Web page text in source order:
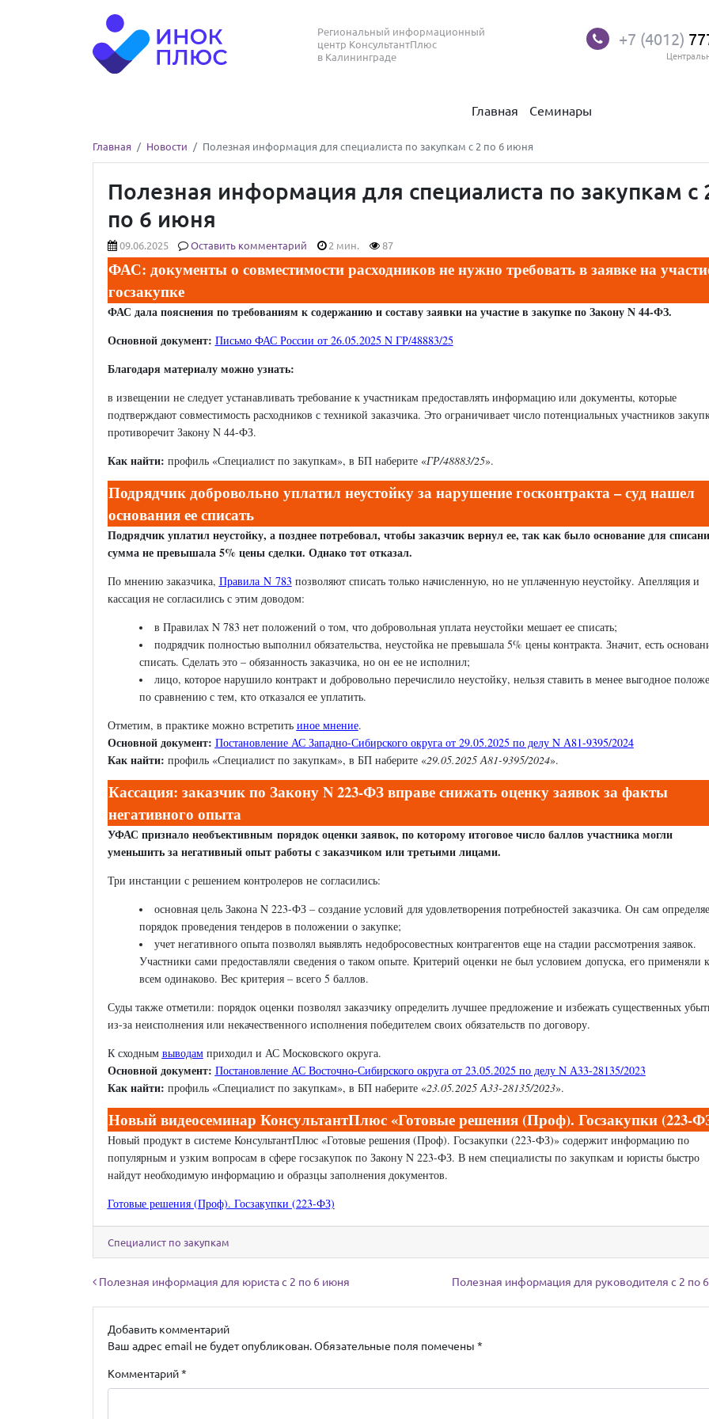
Региональный информационный
центр КонсультантПлюс
в Калининграде
+7 (4012)
Главная Семинары
Главная Новости Полезная информация для специалиста по закупкам с 2 по 6 июня
Полезная информация для специалиста по закупкам с
по 6 июня
09.06.2025 Оставить комментарий 2 мин. 87
ФАС: документы о совместимости расходников не нужно требовать в заявке на
госзакупке
ФАС дала пояснения по требованиям к содержанию и составу заявки на участие в закупке по Закону N 44-ФЗ.
Основной документ: Письмо ФАС России от 26.05.2025 N ГР/48883/25
Благодаря материалу можно узнать:
в извещении не следует устанавливать требование к участникам предоставлять информацию или документы, которые
подтверждают совместимость расходников с техникой заказчика. Это ограничивает число потенциальных участников
противоречит Закону N 44-ФЗ.
Как найти: профиль «Специалист по закупкам», в БП наберите «ГР/48883/25».
Подрядчик добровольно уплатил неустойку за нарушение госконтракта – суд нашел
основания ее списать
Подрядчик уплатил неустойку, а позднее потребовал, чтобы заказчик вернул ее, так как было основание для
сумма не превышала 5% цены сделки. Однако тот отказал.
По мнению заказчика, Правила N 783 позволяют списать только начисленную, но не уплаченную неустойку. Апелляция и
кассация не согласились с этим доводом:
в Правилах N 783 нет положений о том, что добровольная уплата неустойки мешает ее списать;
подрядчик полностью выполнил обязательства, неустойка не превышала 5% цены контракта. Значит, есть
списать. Сделать это – обязанность заказчика, но он ее не исполнил;
лицо, которое нарушило контракт и добровольно перечислило неустойку, нельзя ставить в менее выгодное
по сравнению с тем, кто отказался ее уплатить.
Отметим, в практике можно встретить иное мнение.
Основной документ: Постановление АС Западно-Сибирского округа от 29.05.2025 по делу N А81-9395/2024
Как найти: профиль «Специалист по закупкам», в БП наберите «29.05.2025 А81-9395/2024».
Кассация: заказчик по Закону N 223-ФЗ вправе снижать оценку заявок за факты
негативного опыта
УФАС признало необъективным порядок оценки заявок, по которому итоговое число баллов участника могли
уменьшить за негативный опыт работы с заказчиком или третьими лицами.
Три инстанции с решением контролеров не согласились:
основная цель Закона N 223-ФЗ – создание условий для удовлетворения потребностей заказчика. Он сам
порядок проведения тендеров в положении о закупке;
учет негативного опыта позволял выявлять недобросовестных контрагентов еще на стадии рассмотрения заявок.
Участники сами предоставляли сведения о таком опыте. Критерий оценки не был условием допуска, его применяли
всем одинаково. Вес критерия – всего 5 баллов.
Суды также отметили: порядок оценки позволял заказчику определить лучшее предложение и избежать существенных
из-за неисполнения или некачественного исполнения победителем своих обязательств по договору.
К сходным выводамприходил и АС Московского округа.
Основной документ: Постановление АС Восточно-Сибирского округа от 23.05.2025 по делу N А33-28135/2023
Как найти: профиль «Специалист по закупкам», в БП наберите «23.05.2025 А33-28135/2023».
Новый видеосеминар КонсультантПлюс «Готовые решения (Проф). Госзакупки (223-
Новый продукт в системе КонсультантПлюс «Готовые решения (Проф). Госзакупки (223-ФЗ)» содержит информацию по
популярным и узким вопросам в сфере госзакупок по Закону N 223-ФЗ. В нем специалисты по закупкам и юристы быстро
найдут необходимую информацию и образцы заполнения документов.
Готовые решения (Проф). Госзакупки (223-ФЗ)
Специалист по закупкам
Навигация по записям
Полезная информация для юриста с 2 по 6 июня Полезная информация для руководителя с 2 по
Добавить комментарий
Ваш адрес email не будет опубликован. Обязательные поля помечены *
Комментарий*